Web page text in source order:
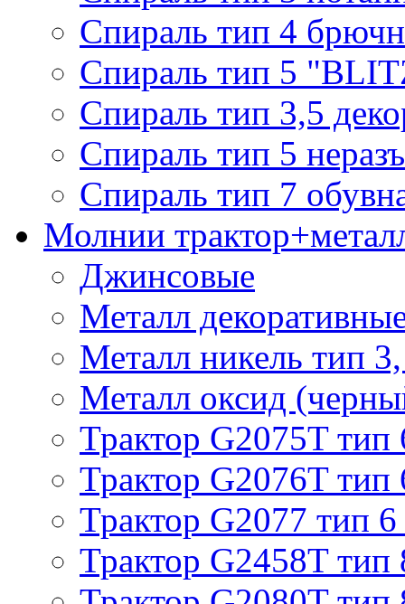
Спираль тип 4
Спираль тип 5
Спираль тип 3,5
Спираль тип 5
Спираль тип 7
Молнии
Джинсовые
Металл
Металл никель тип
Металл оксид
Трактор G2075T тип
Трактор G2076T тип
Трактор G2077 тип 6
Трактор G2458T тип